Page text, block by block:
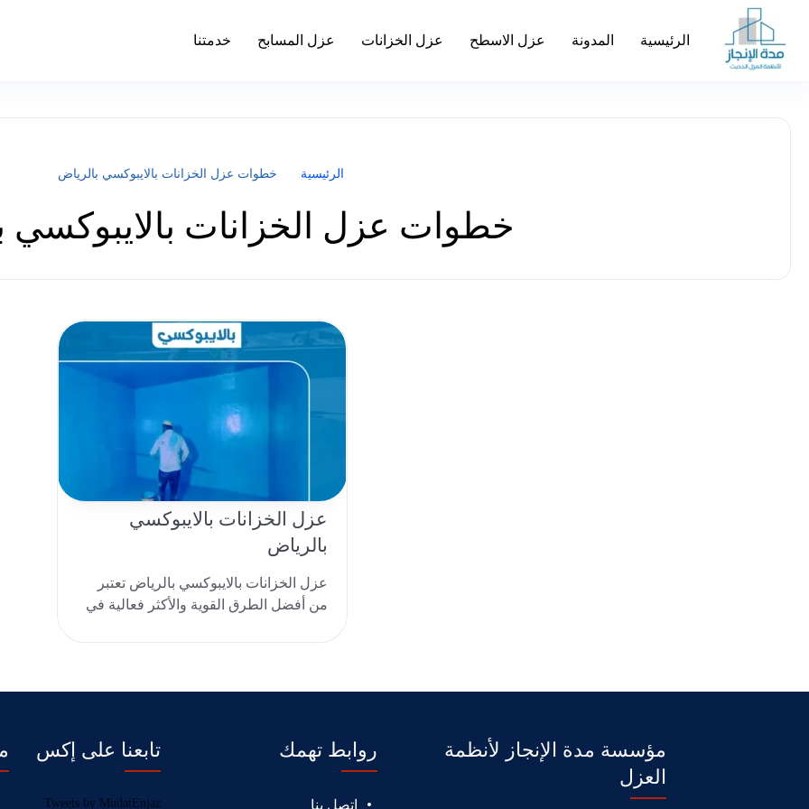
الرئيسية المدونة عزل الاسطح عزل الخزانات عزل المسابح خدمتنا
الرئيسية خطوات عزل الخزانات بالايبوكسي بالرياض
خطوات عزل الخزانات بالايبوكسي
عزل الخزانات بالايبوكسي
بالرياض
عزل الخزانات بالايبوكسي بالرياض تعتبر
من أفضل الطرق القوية والأكثر فعالية في
مؤسسة مدة الإنجاز لأنظمة
العزل
روابط تهمك
اتصل بنا
تابعنا على إكس
Tweets by MudatEnjaz